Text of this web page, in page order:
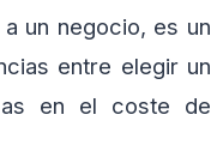
un negocio, es un
entre elegir un
en el coste de